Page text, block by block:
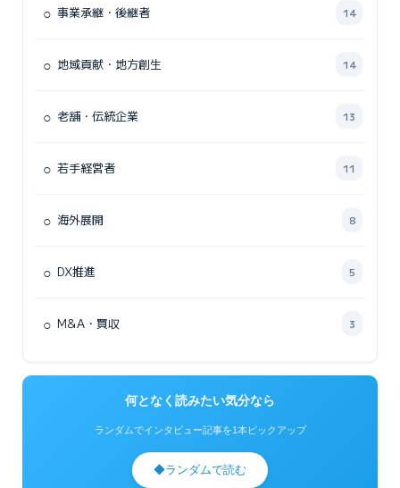
○ 事業承継・後継者 14
○ 地域貢献・地方創生 14
○ 老舗・伝統企業 13
○ 若手経営者 11
○ 海外展開 8
○ DX推進 5
○ M&A・買収 3
何となく読みたい気分なら
ランダムでインタビュー記事を1本ピックアップ
◆ランダムで読む